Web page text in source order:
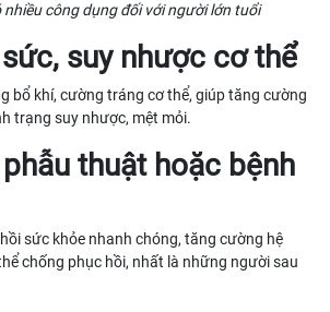
nhiều công dụng đối với người lớn tuổi
suy nhược cơ thể
bổ khí, cường tráng cơ thể, giúp tăng cường
trạng suy nhược, mệt mỏi.
thuật hoặc bệnh
sức khỏe nhanh chóng, tăng cường hệ
chống phục hồi, nhất là những người sau